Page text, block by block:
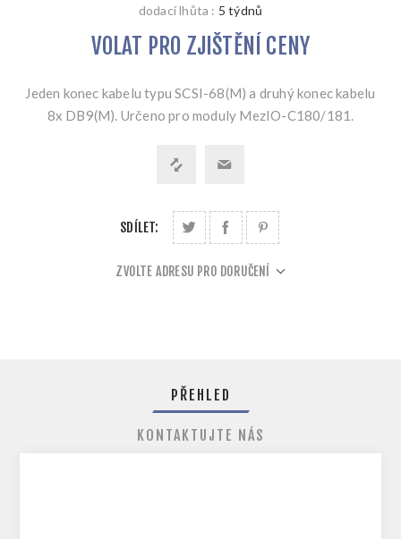
dodací lhůta : 5 týdnů
VOLAT PRO ZJIŠTĚNÍ CENY
Jeden konec kabelu typu SCSI-68(M) a druhý konec kabelu
8x DB9(M). Určeno pro moduly MezIO-C180/181.
SDÍLET:
ZVOLTE ADRESU PRO DORUČENÍ
PŘEHLED
KONTAKTUJTE NÁS